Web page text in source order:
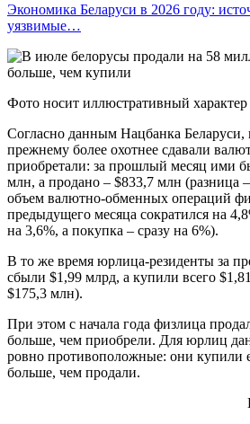
Экономика Беларуси в 2026 году:
уязвимые…
Фото носит иллюстративный характер
Согласно данным Нацбанка
прежнему более охотнее сдавали
приобретали: за прошлый месяц ими
млн, а продано – $833,7 млн (разница
объем валютно-обменных операций
предыдущего месяца сократился на
на 3,6%, а покупка – сразу на 6%).
В то же время юрлица-резиденты за
сбыли $1,99 млрд, а купили всего
$175,3 млн).
При этом с начала года физлица
больше, чем приобрели. Для юрлиц
ровно противоположные: они купили
больше, чем продали.